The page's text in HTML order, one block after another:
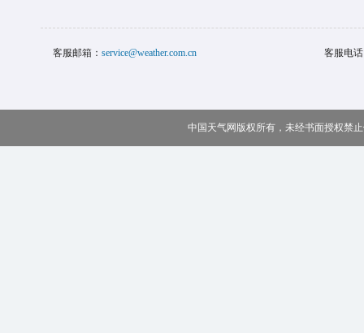
客服邮箱： service@weather.com.cn 客服电
中国天气网版权所有，未经书面授权